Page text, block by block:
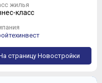
жилья
класс
страницу Новостройки